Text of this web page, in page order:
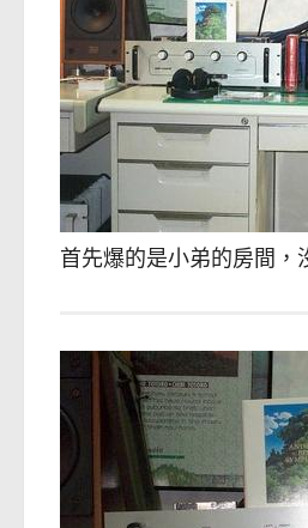
首先爆的是小弟的房間，